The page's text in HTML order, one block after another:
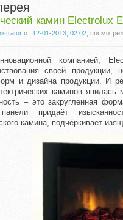
камин Electrolux
от 12-01-2013, 02:02,
компанией,
своей продукции,
и дизайна продукции. И
каминов
– это закругленная
придаёт
камина, подчёркивает